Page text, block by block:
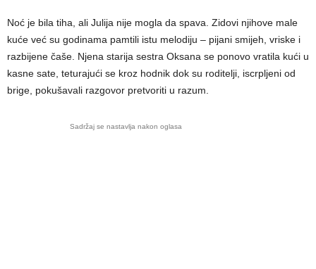
Noć je bila tiha, ali Julija nije mogla da spava. Zidovi njihove male
kuće već su godinama pamtili istu melodiju – pijani smijeh, vriske i
razbijene čaše. Njena starija sestra Oksana se ponovo vratila kući u
kasne sate, teturajući se kroz hodnik dok su roditelji, iscrpljeni od
brige, pokušavali razgovor pretvoriti u razum.
Sadržaj se nastavlja nakon oglasa